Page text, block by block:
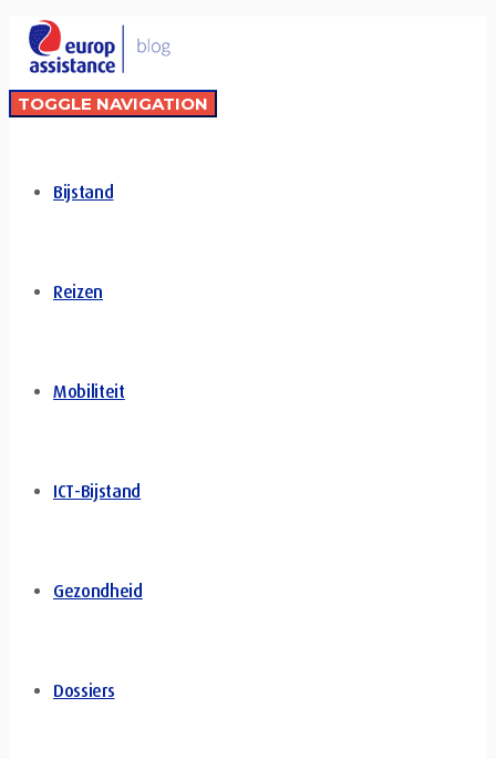
TOGGLE NAVIGATION
Bijstand
Reizen
Mobiliteit
ICT-Bijstand
Gezondheid
Dossiers